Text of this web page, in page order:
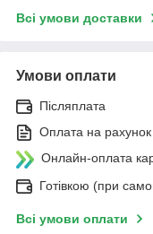
Всі умови доставки
Умови оплати
Післяплата
Оплата на рахунок
Онлайн-оплата
Готівкою (при
Всі умови оплати